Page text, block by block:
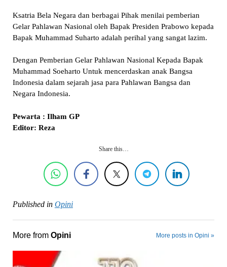
Ksatria Bela Negara dan berbagai Pihak menilai pemberian
Gelar Pahlawan Nasional oleh Bapak Presiden Prabowo kepada
Bapak Muhammad Suharto adalah perihal yang sangat lazim.
Dengan Pemberian Gelar Pahlawan Nasional Kepada Bapak
Muhammad Soeharto Untuk mencerdaskan anak Bangsa
Indonesia dalam sejarah jasa para Pahlawan Bangsa dan
Negara Indonesia.
Pewarta : Ilham GP
Editor: Reza
Share this…
Published in Opini
More from Opini More posts in Opini »